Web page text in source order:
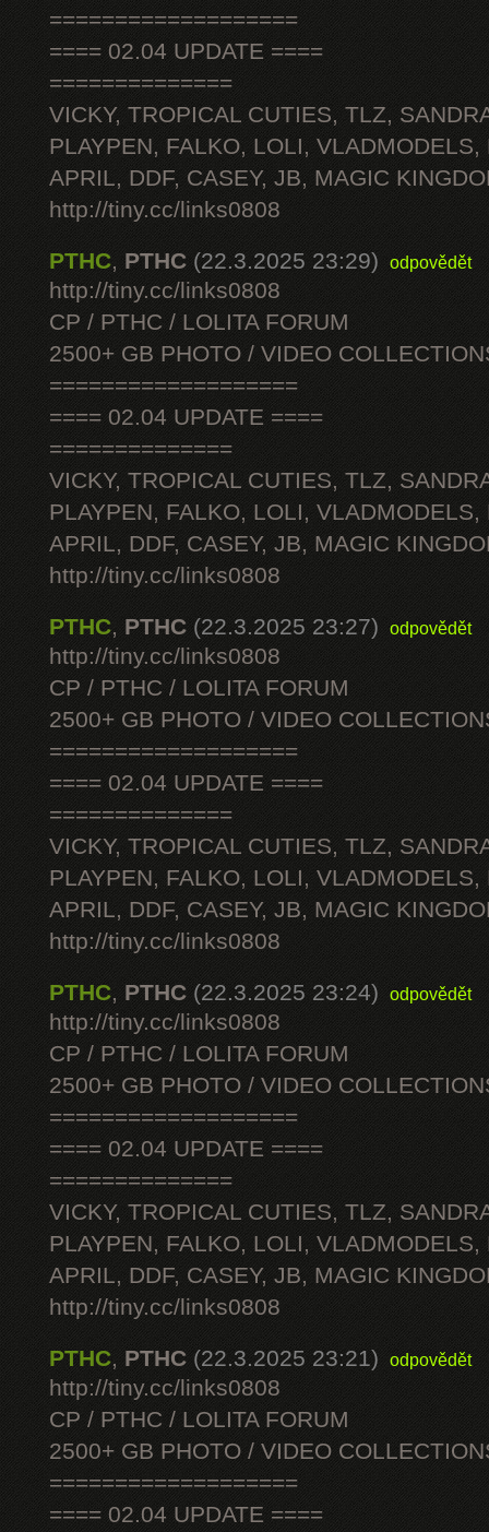
===================
==== 02.04 UPDATE ====
==============
VICKY, TROPICAL CUTIES, TLZ,
PLAYPEN, FALKO, LOLI, VLADMODELS,
APRIL, DDF, CASEY, JB, MAGIC
http://tiny.cc/links0808
PTHC, PTHC (22.3.2025 23:29) odpovědět
http://tiny.cc/links0808
CP / PTHC / LOLITA FORUM
2500+ GB PHOTO / VIDEO
===================
==== 02.04 UPDATE ====
==============
VICKY, TROPICAL CUTIES, TLZ,
PLAYPEN, FALKO, LOLI, VLADMODELS,
APRIL, DDF, CASEY, JB, MAGIC
http://tiny.cc/links0808
PTHC, PTHC (22.3.2025 23:27) odpovědět
http://tiny.cc/links0808
CP / PTHC / LOLITA FORUM
2500+ GB PHOTO / VIDEO
===================
==== 02.04 UPDATE ====
==============
VICKY, TROPICAL CUTIES, TLZ,
PLAYPEN, FALKO, LOLI, VLADMODELS,
APRIL, DDF, CASEY, JB, MAGIC
http://tiny.cc/links0808
PTHC, PTHC (22.3.2025 23:24) odpovědět
http://tiny.cc/links0808
CP / PTHC / LOLITA FORUM
2500+ GB PHOTO / VIDEO
===================
==== 02.04 UPDATE ====
==============
VICKY, TROPICAL CUTIES, TLZ,
PLAYPEN, FALKO, LOLI, VLADMODELS,
APRIL, DDF, CASEY, JB, MAGIC
http://tiny.cc/links0808
PTHC, PTHC (22.3.2025 23:21) odpovědět
http://tiny.cc/links0808
CP / PTHC / LOLITA FORUM
2500+ GB PHOTO / VIDEO
===================
==== 02.04 UPDATE ====